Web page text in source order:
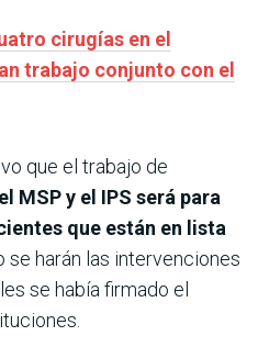
cirugías en el
trabajo conjunto con el
que el trabajo de
MSP y el IPS será para
que están en lista
se harán las intervenciones
se había firmado el